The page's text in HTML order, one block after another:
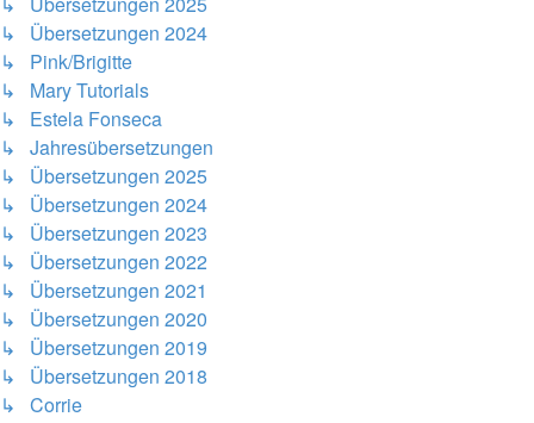
↳ Übersetzungen 2024
↳ Pink/Brigitte
↳ Mary Tutorials
↳ Estela Fonseca
↳ Jahresübersetzungen
↳ Übersetzungen 2025
↳ Übersetzungen 2024
↳ Übersetzungen 2023
↳ Übersetzungen 2022
↳ Übersetzungen 2021
↳ Übersetzungen 2020
↳ Übersetzungen 2019
↳ Übersetzungen 2018
↳ Corrie